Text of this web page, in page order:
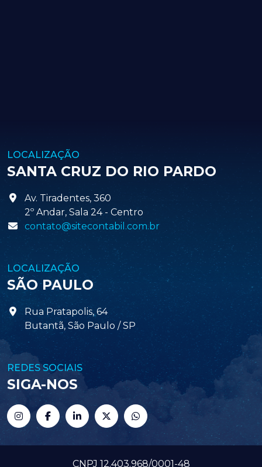
LOCALIZAÇÃO
SANTA CRUZ DO RIO PARDO
Av. Tiradentes, 360
2º Andar, Sala 24 - Centro
contato@sitecontabil.com.br
LOCALIZAÇÃO
SÃO PAULO
Rua Pratapolis, 64
Butantã, São Paulo / SP
REDES SOCIAIS
SIGA-NOS
CNPJ 12.403.968/0001-48